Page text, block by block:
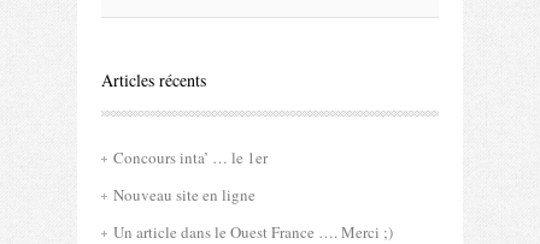
Articles récents
Concours inta’ … le 1er
Nouveau site en ligne
Un article dans le Ouest France …. Merci ;)